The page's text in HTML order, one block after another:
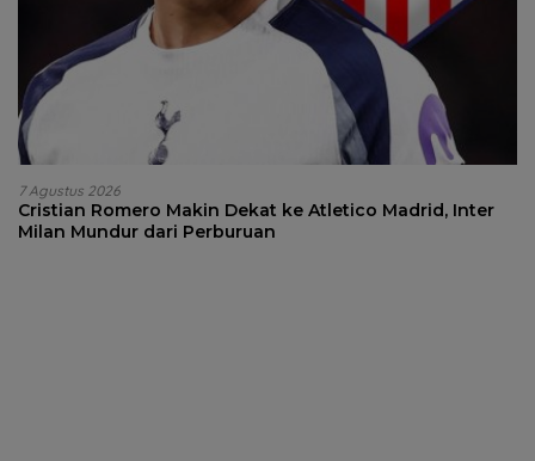
7 Agustus 2026
Cristian Romero Makin Dekat ke Atletico Madrid, Inter
Milan Mundur dari Perburuan